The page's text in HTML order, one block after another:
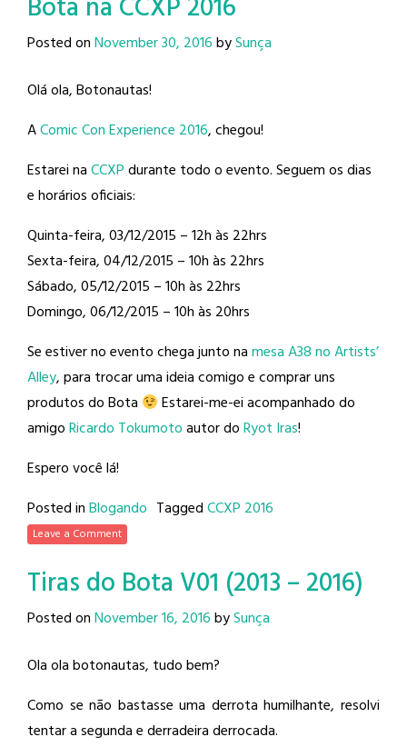
Bota na CCXP 2016
Posted onNovember 30, 2016bySunça
Olá ola, Botonautas!
AComic Con Experience 2016, chegou!
Estarei naCCXPdurante todo o evento. Seguem os dias
e horários oficiais:
Quinta-feira, 03/12/2015 – 12h às 22hrs
Sexta-feira, 04/12/2015 – 10h às 22hrs
Sábado, 05/12/2015 – 10h às 22hrs
Domingo, 06/12/2015 – 10h às 20hrs
Se estiver no evento chega junto namesa A38 no Artists’
Alley, para trocar uma ideia comigo e comprar uns
produtos do Bota
Estarei-me-ei acompanhado do
amigoRicardo Tokumotoautor doRyot Iras!
Espero você lá!
Posted inBlogando TaggedCCXP 2016
Leave a Comment
Tiras do Bota V01 (2013 – 2016)
Posted onNovember 16, 2016bySunça
Ola ola botonautas, tudo bem?
Como se não bastasse uma derrota humilhante, resolvi
tentar a segunda e derradeira derrocada.